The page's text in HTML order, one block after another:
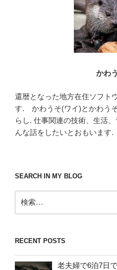
かわ
還暦となった地方在住ソフト
す. かわうそ(ワイ)とかわう
らし. 仕事関連の技術、生活
んな話をしたいとおもいます.
SEARCH IN MY BLOG
索:
RECENT POSTS
老夫婦で6泊7日